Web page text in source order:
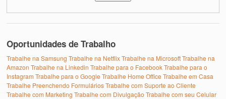
Oportunidades de Trabalho
Trabalhe na Samsung Trabalhe na NetflixTrabalhe na MicrosoftTrabalhe na
Amazon Trabalhe na Linkedin Trabalhe para o FacebookTrabalhe para o
Instagram Trabalhe para o Google Trabalhe Home Office Trabalhe em Casa
Trabalhe Preenchendo FormuláriosTrabalhe com Suporte ao Cliente
Trabalhe com Marketing Trabalhe com Divulgação Trabalhe com seu Celular